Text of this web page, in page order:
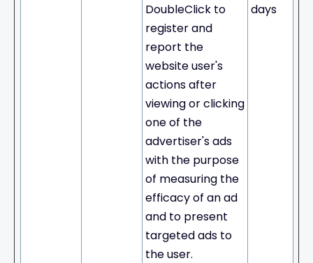
DoubleClick to
register and
report the
website user's
actions after
viewing or clicking
one of the
advertiser's ads
with the purpose
of measuring the
efficacy of an ad
and to present
targeted ads to
the user.
days